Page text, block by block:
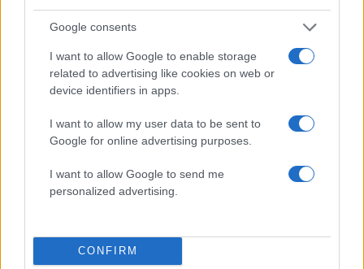
Google consents
I want to allow Google to enable storage
related to advertising like cookies on web or
device identifiers in apps.
I want to allow my user data to be sent to
Google for online advertising purposes.
I want to allow Google to send me
personalized advertising.
CONFIRM